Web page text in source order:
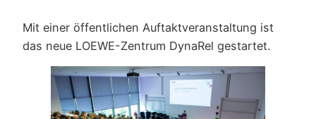
Mit einer öffentlichen Auftaktveranstaltung ist
das neue LOEWE-Zentrum DynaRel gestartet.